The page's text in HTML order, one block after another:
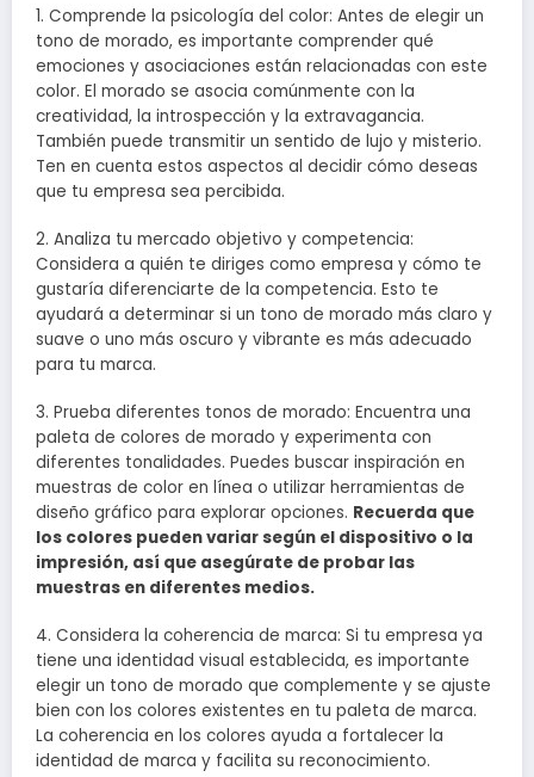
1. Comprende la psicología del color: Antes de elegir un
tono de morado, es importante comprender qué
emociones y asociaciones están relacionadas con este
color. El morado se asocia comúnmente con la
creatividad, la introspección y la extravagancia.
También puede transmitir un sentido de lujo y misterio.
Ten en cuenta estos aspectos al decidir cómo deseas
que tu empresa sea percibida.
2. Analiza tu mercado objetivo y competencia:
Considera a quién te diriges como empresa y cómo te
gustaría diferenciarte de la competencia. Esto te
ayudará a determinar si un tono de morado más claro y
suave o uno más oscuro y vibrante es más adecuado
para tu marca.
3. Prueba diferentes tonos de morado: Encuentra una
paleta de colores de morado y experimenta con
diferentes tonalidades. Puedes buscar inspiración en
muestras de color en línea o utilizar herramientas de
diseño gráfico para explorar opciones. Recuerda que
los colores pueden variar según el dispositivo o la
impresión, así que asegúrate de probar las
muestras en diferentes medios.
4. Considera la coherencia de marca: Si tu empresa ya
tiene una identidad visual establecida, es importante
elegir un tono de morado que complemente y se ajuste
bien con los colores existentes en tu paleta de marca.
La coherencia en los colores ayuda a fortalecer la
identidad de marca y facilita su reconocimiento.